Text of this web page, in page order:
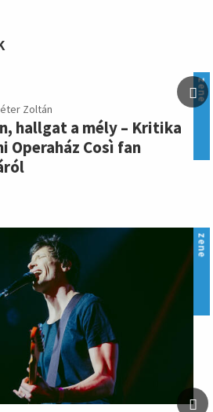
zene
Zoltán
hallgat a mély – Kritika
Operaház Così fan
zene